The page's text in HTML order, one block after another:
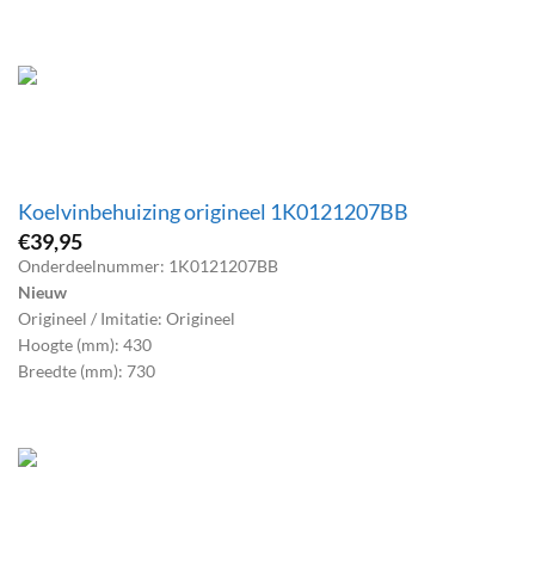
Koelvinbehuizing origineel 1K0121207BB
€39,95
Onderdeelnummer: 1K0121207BB
Nieuw
Origineel / Imitatie: Origineel
Hoogte (mm): 430
Breedte (mm): 730